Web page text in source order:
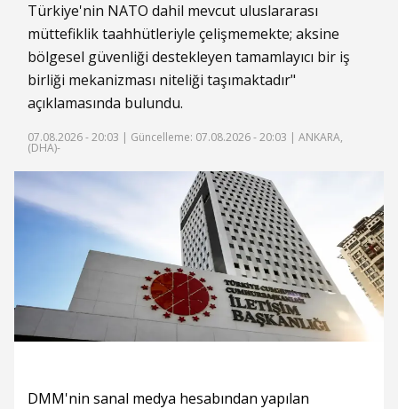
Türkiye'nin NATO dahil mevcut uluslararası
müttefiklik taahhütleriyle çelişmemekte; aksine
bölgesel güvenliği destekleyen tamamlayıcı bir iş
birliği mekanizması niteliği taşımaktadır"
açıklamasında bulundu.
07.08.2026 - 20:03 | Güncelleme: 07.08.2026 - 20:03 | ANKARA,
(DHA)-
DMM'nin sanal medya hesabından yapılan